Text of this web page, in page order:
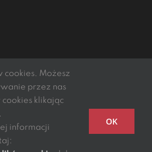
obsługę płatności online jest
S.A.
cookies. Możesz
przez nas
klikając
.
informacji
OK